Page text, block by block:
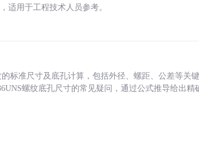
适用于工程技术人员参考。
标准尺寸及底孔计算，包括外径、螺距、公差等关
螺纹底孔尺寸的常见疑问，通过公式推导给出